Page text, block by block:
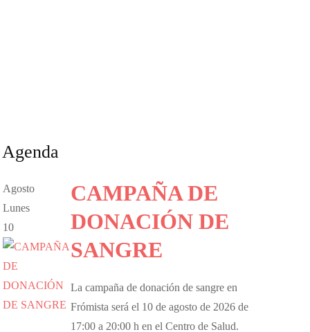
Agenda
Agosto
Lunes
10
CAMPAÑA DE
DONACIÓN DE
SANGRE
La campaña de donación de sangre en
Frómista será el 10 de agosto de 2026 de
17:00 a 20:00 h en el Centro de Salud.